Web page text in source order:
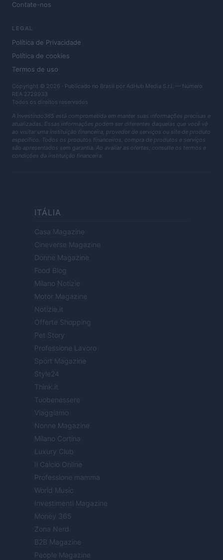
Contate-nos
LEGAL
Política de Privacidade
Política de cookies
Termos de uso
Copyright © 2026 · Publicado no Brasil por AdHub Media S.r.l. — Número
REA 2729933
Todos os direitos reservados
A Investindo365 está comprometida em manter suas informações precisas e
atualizadas. Essas informações podem ser diferentes daquelas que você vê
ao visitar uma instituição financeira, provedor de serviços ou site de produto
específico. Todos os produtos financeiros, compra de produtos e serviços
são apresentados sem garantia. Ao avaliar as ofertas, consulte os termos e
condições da instituição financeira.
ITÁLIA
Casa Magazine
Cineverse Magazine
Donne Magazine
Food Blog
Milano Notizie
Motor Magazine
Notizie.it
Offerte Shopping
Pet Story
Professione Lavoro
Sport Magazine
Style24
Think.it
Tuobenessere
Viaggiamo
Nonne Magazine
Milano Cortina
Luxury Club
Il Calcio Online
Professione mamma
World Music
Investimenti Magazine
Money 365
Zona Nerd
B2B Magazine
People Magazine